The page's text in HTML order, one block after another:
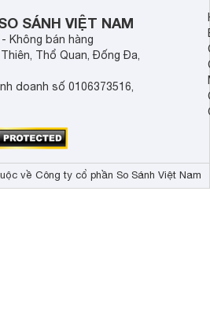
SÁNH VIỆT NAM
Không bán hàng
Thổ Quan, Đống Đa,
doanh số 0106373516,
về Công ty cổ phần So Sánh Việt Nam